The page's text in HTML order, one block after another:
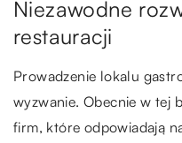
Niezawodne
restauracji
Prowadzenie lokalu
wyzwanie. Obecnie w tej
firm, które odpowiadają